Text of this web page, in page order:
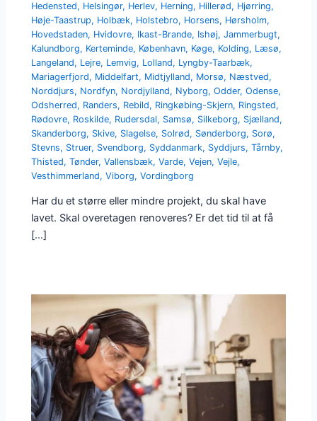
Hedensted, Helsingør, Herlev, Herning, Hillerød, Hjørring,
Høje-Taastrup, Holbæk, Holstebro, Horsens, Hørsholm,
Hovedstaden, Hvidovre, Ikast-Brande, Ishøj,Jammerbugt,
Kalundborg, Kerteminde, København, Køge, Kolding, Læsø,
Langeland, Lejre, Lemvig, Lolland, Lyngby-Taarbæk,
Mariagerfjord, Middelfart, Midtjylland, Morsø, Næstved,
Norddjurs, Nordfyn, Nordjylland, Nyborg,Odder,Odense,
Odsherred, Randers, Rebild, Ringkøbing-Skjern, Ringsted,
Rødovre, Roskilde, Rudersdal, Samsø, Silkeborg, Sjælland,
Skanderborg, Skive, Slagelse, Solrød, Sønderborg, Sorø,
Stevns, Struer, Svendborg, Syddanmark, Syddjurs,Tårnby,
Thisted,Tønder,Vallensbæk,Varde,Vejen,Vejle,
Vesthimmerland,Viborg,Vordingborg
Har du et større eller mindre projekt, du skal have
lavet. Skal overetagen renoveres? Er det tid til at få
[…]